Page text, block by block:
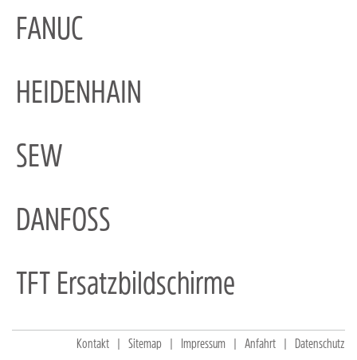
FANUC
HEIDENHAIN
SEW
DANFOSS
TFT Ersatzbildschirme
Kontakt Sitemap Impressum Anfahrt Datenschutz